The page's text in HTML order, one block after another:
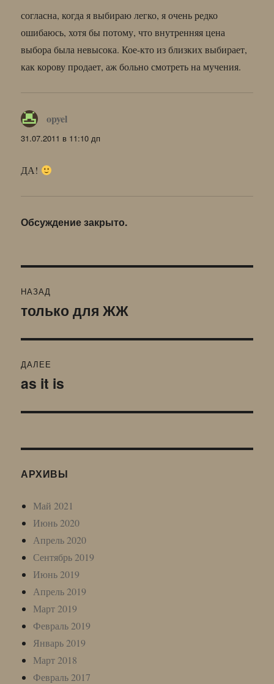
согласна, когда я выбираю легко, я очень редко
ошибаюсь, хотя бы потому, что внутренняя цена
выбора была невысока. Кое-кто из близких выбирает,
как корову продает, аж больно смотреть на мучения.
opyel
31.07.2011 в 11:10 дп
ДА!
Обсуждение закрыто.
по
НАЗАД
Предыдущая
только для ЖЖ
ДАЛЕЕ
Следующая
as it is
АРХИВЫ
Май 2021
Июнь 2020
Апрель 2020
Сентябрь 2019
Июнь 2019
Апрель 2019
Март 2019
Февраль 2019
Январь 2019
Март 2018
Февраль 2017